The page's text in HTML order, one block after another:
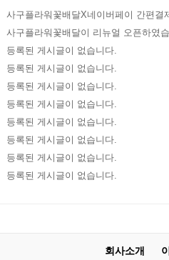
사구플라워꽃배달X네이버페이 간편결
사구플라워꽃배달이 리뉴얼 오픈하였
다!
등록된 게시글이 없습니다.
등록된 게시글이 없습니다.
등록된 게시글이 없습니다.
등록된 게시글이 없습니다.
등록된 게시글이 없습니다.
등록된 게시글이 없습니다.
등록된 게시글이 없습니다.
등록된 게시글이 없습니다.
회사소개